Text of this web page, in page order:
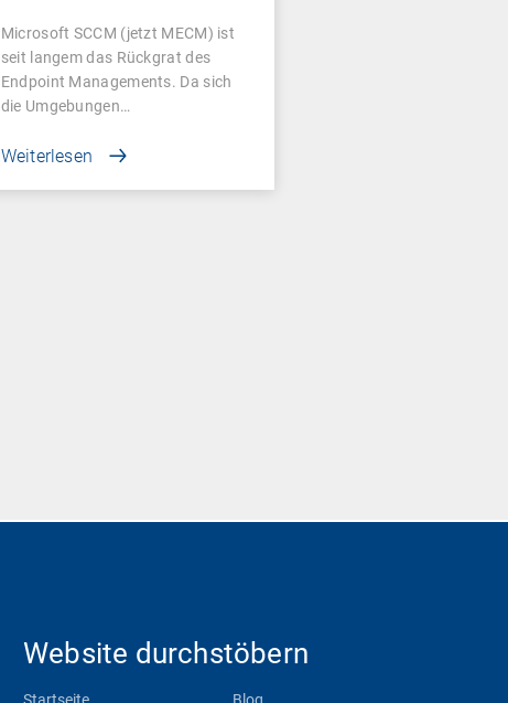
Microsoft SCCM (jetzt MECM) ist
seit langem das Rückgrat des
Endpoint Managements. Da sich
die Umgebungen…
Weiterlesen
Website durchstöbern